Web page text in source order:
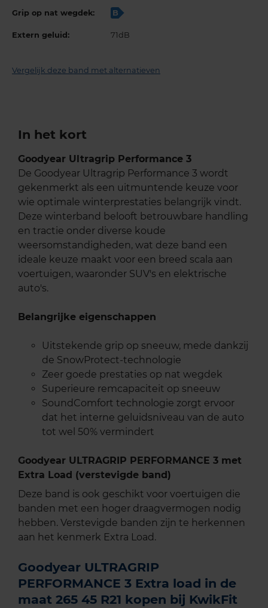
Grip op nat wegdek: B
Extern geluid: 71dB
Vergelijk deze band met alternatieven
In het kort
Goodyear Ultragrip Performance 3
De Goodyear Ultragrip Performance 3 wordt
gekenmerkt als een uitmuntende keuze voor
wie optimale winterprestaties belangrijk vindt.
Deze winterband belooft betrouwbare handling
en tractie onder diverse koude
weersomstandigheden, wat deze band een
ideale keuze maakt voor een breed scala aan
voertuigen, waaronder SUV's en elektrische
auto's.
Belangrijke eigenschappen
Uitstekende grip op sneeuw, mede dankzij
de SnowProtect-technologie
Zeer goede prestaties op nat wegdek
Superieure remcapaciteit op sneeuw
SoundComfort technologie zorgt ervoor
dat het interne geluidsniveau van de auto
tot wel 50% vermindert
Goodyear ULTRAGRIP PERFORMANCE 3 met
Extra Load (verstevigde band)
Deze band is ook geschikt voor voertuigen die
banden met een hoger draagvermogen nodig
hebben. Verstevigde banden zijn te herkennen
aan het kenmerk Extra Load.
Goodyear ULTRAGRIP
PERFORMANCE 3 Extra load in de
maat 265 45 R21 kopen bij KwikFit